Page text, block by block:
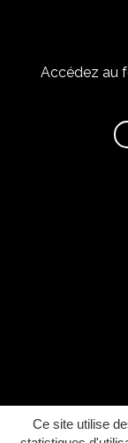
Ce site utilise
Accédez au